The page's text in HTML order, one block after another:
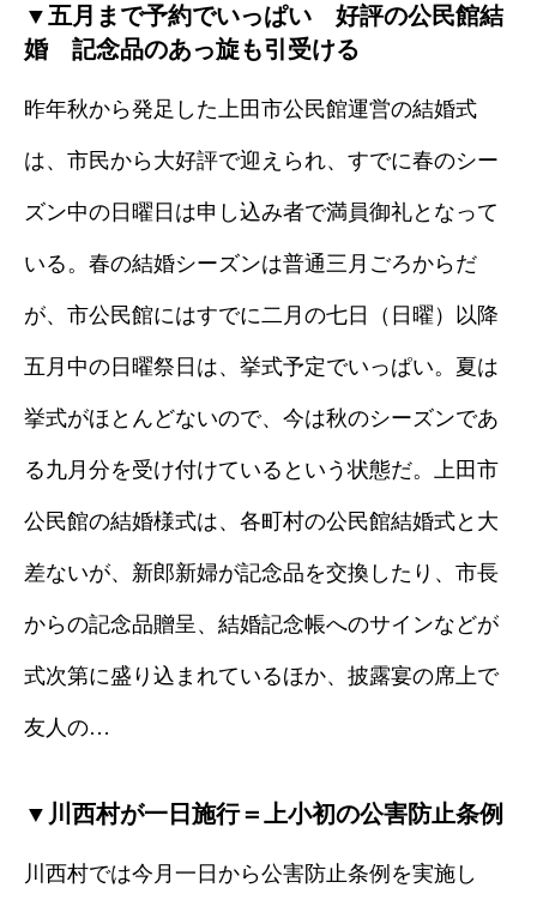
▼五月まで予約でいっぱい 好評の公民館結
婚 記念品のあっ旋も引受ける
昨年秋から発足した上田市公民館運営の結婚式
は、市民から大好評で迎えられ、すでに春のシー
ズン中の日曜日は申し込み者で満員御礼となって
いる。春の結婚シーズンは普通三月ごろからだ
が、市公民館にはすでに二月の七日（日曜）以降
五月中の日曜祭日は、挙式予定でいっぱい。夏は
挙式がほとんどないので、今は秋のシーズンであ
る九月分を受け付けているという状態だ。上田市
公民館の結婚様式は、各町村の公民館結婚式と大
差ないが、新郎新婦が記念品を交換したり、市長
からの記念品贈呈、結婚記念帳へのサインなどが
式次第に盛り込まれているほか、披露宴の席上で
友人の…
▼川西村が一日施行＝上小初の公害防止条例
川西村では今月一日から公害防止条例を実施し